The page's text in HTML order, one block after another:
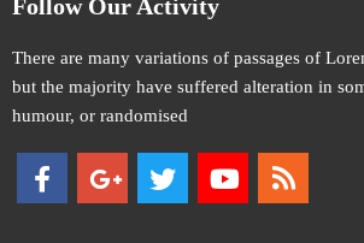
Follow Our Activity
There are many variations of passages of
but the majority have suffered alteration in
humour, or randomised